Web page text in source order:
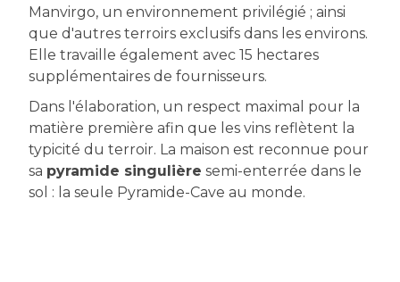
Manvirgo, un environnement privilégié ; ainsi
que d'autres terroirs exclusifs dans les environs.
Elle travaille également avec 15 hectares
supplémentaires de fournisseurs.
Dans l'élaboration, un respect maximal pour la
matière première afin que les vins reflètent la
typicité du terroir. La maison est reconnue pour
sa pyramide singulière semi-enterrée dans le
sol : la seule Pyramide-Cave au monde.